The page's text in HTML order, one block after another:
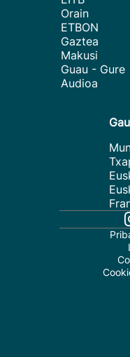
Orain
ETBON
Gaztea
Makusi
Guau - Gure
Audioa